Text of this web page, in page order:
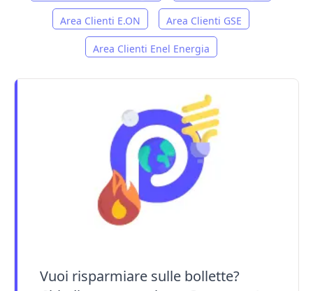
Area Clienti E.ON Area Clienti GSE
Area Clienti Enel Energia
Vuoi risparmiare sulle bollette?